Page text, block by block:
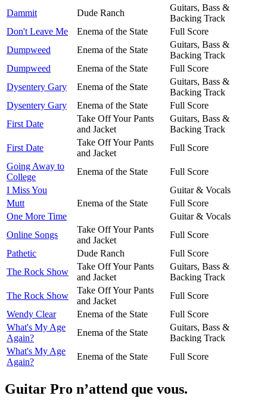
Dammit
Dude Ranch
Guitars, Bass &
Backing Track
Don't Leave Me
Enema of the State
Full Score
Dumpweed
Enema of the State
Guitars, Bass &
Backing Track
Dumpweed
Enema of the State
Full Score
Dysentery Gary
Enema of the State
Guitars, Bass &
Backing Track
Dysentery Gary
Enema of the State
Full Score
First Date
Take Off Your Pants
and Jacket
Guitars, Bass &
Backing Track
First Date
Take Off Your Pants
and Jacket
Full Score
Going Away to
College
Enema of the State
Full Score
I Miss You
Guitar & Vocals
Mutt
Enema of the State
Full Score
One More Time
Guitar & Vocals
Online Songs
Take Off Your Pants
and Jacket
Full Score
Pathetic
Dude Ranch
Full Score
The Rock Show
Take Off Your Pants
and Jacket
Guitars, Bass &
Backing Track
The Rock Show
Take Off Your Pants
and Jacket
Full Score
Wendy Clear
Enema of the State
Full Score
What's My Age
Again?
Enema of the State
Guitars, Bass &
Backing Track
What's My Age
Again?
Enema of the State Full Score
Guitar Pro n’attend que vous.